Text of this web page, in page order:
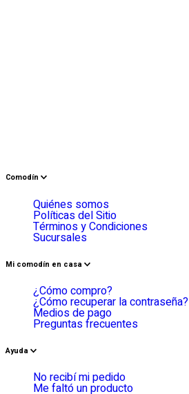
Comodín
Quiénes somos
Políticas del Sitio
Términos y Condiciones
Sucursales
Mi comodín en casa
¿Cómo compro?
¿Cómo recuperar la contraseña?
Medios de pago
Preguntas frecuentes
Ayuda
No recibí mi pedido
Me faltó un producto